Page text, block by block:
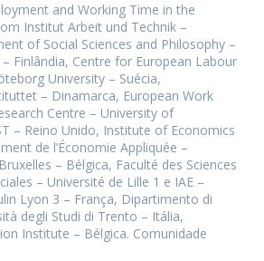
and Working Time in the
Institut Arbeit und Technik –
of Social Sciences and Philosophy –
– Finlândia, Centre for European Labour
University – Suécia,
– Dinamarca, European Work
Centre – University of
– Reino Unido, Institute of Economics
de l’Économie Appliquée –
– Bélgica, Faculté des Sciences
– Université de Lille 1 e IAE –
Lyon 3 – França, Dipartimento di
degli Studi di Trento – Itália,
Institute – Bélgica. Comunidade